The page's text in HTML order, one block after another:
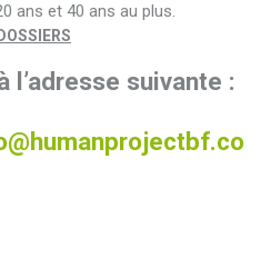
ans et 40 ans au plus.
l’adresse suivante :